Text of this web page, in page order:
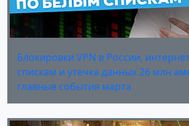
Блокировки VPN в России,
спискам и утечка данных 26 млн
главные события марта